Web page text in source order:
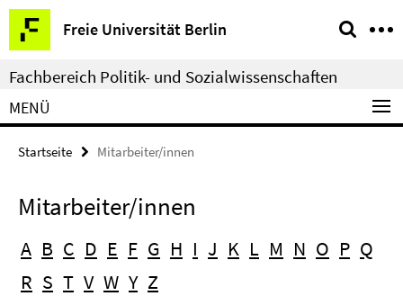
Springe
direkt
zu
Inhalt
Freie Universität Berlin
Service-
Navigation
Fachbereich Politik- und Sozialwissenschaften
MENÜ
Startseite Mitarbeiter/innen
Mitarbeiter/innen
A B C D E F G H I J K L M N O P Q
R S T V W Y Z